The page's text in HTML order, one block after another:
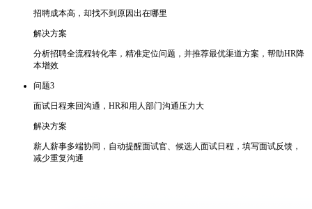
招聘成本高，却找不到原因出在哪里
解决方案
分析招聘全流程转化率，精准定位问题，并推荐最优渠道方案，帮助HR降
本增效
问题3
面试日程来回沟通，HR和用人部门沟通压力大
解决方案
薪人薪事多端协同，自动提醒面试官、候选人面试日程，填写面试反馈，
减少重复沟通